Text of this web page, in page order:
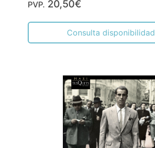
PVP. 20,50€
Consulta disponibilidad